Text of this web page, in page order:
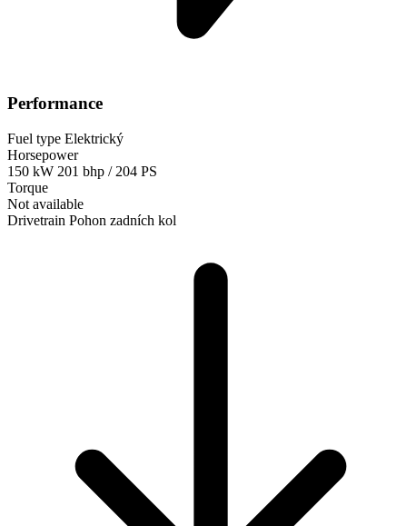
Performance
Fuel type Elektrický
Horsepower
150 kW 201 bhp / 204 PS
Torque
Not available
Drivetrain Pohon zadních kol